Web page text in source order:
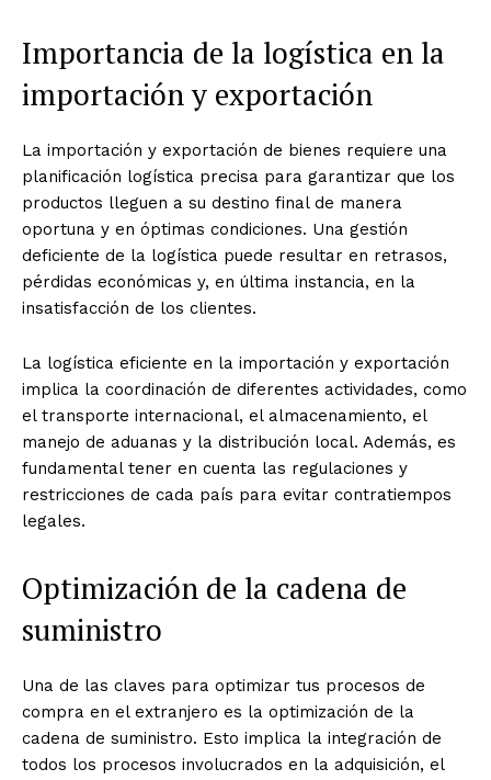
Importancia de la logística en la
importación y exportación
La importación y exportación de bienes requiere una
planificación logística precisa para garantizar que los
productos lleguen a su destino final de manera
oportuna y en óptimas condiciones. Una gestión
deficiente de la logística puede resultar en retrasos,
pérdidas económicas y, en última instancia, en la
insatisfacción de los clientes.
La logística eficiente en la importación y exportación
implica la coordinación de diferentes actividades, como
el transporte internacional, el almacenamiento, el
manejo de aduanas y la distribución local. Además, es
fundamental tener en cuenta las regulaciones y
restricciones de cada país para evitar contratiempos
legales.
Optimización de la cadena de
suministro
Una de las claves para optimizar tus procesos de
compra en el extranjero es la optimización de la
cadena de suministro. Esto implica la integración de
todos los procesos involucrados en la adquisición, el